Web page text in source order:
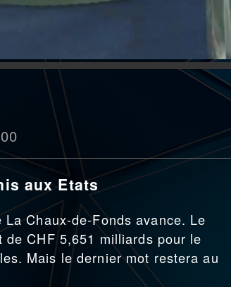
aux Etats
Chaux-de-Fonds avance. Le
CHF 5,651 milliards pour le
Mais le dernier mot restera au